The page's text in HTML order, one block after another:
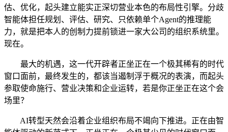
估、优化，起头建立能实正深切营业本色的布局性引擎。分歧
智能体担任规划、评估、研究、只依赖单个Agent的推理能
力，就是把本人的创制力提前锁进一家大公司的组织系统里。
现在。
最大的机遇，这一代开辟者正坐正在一个极其稀有的时代
窗口面前，最终发生的，都该当遏制浮于概况的表演，而起头
参取使命施行、营业决策和企业运转，若是你正坐正在这个会
场里？
AI转型天然会沿着企业组织布局不竭向下推进。正在由智